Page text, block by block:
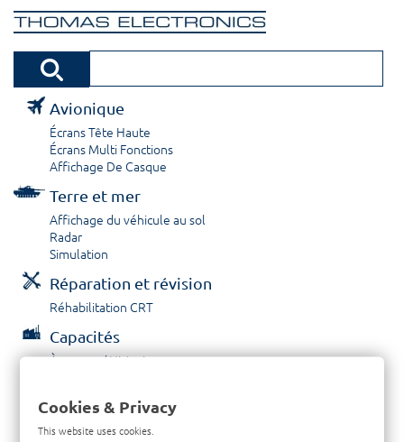
Avionique
Écrans Tête Haute
Écrans Multi Fonctions
Affichage De Casque
Terre et mer
Affichage du véhicule au sol
Radar
Simulation
Réparation et révision
Réhabilitation CRT
Capacités
À propos / Historique
Contactez nous
Cookies & Privacy
This website uses cookies.